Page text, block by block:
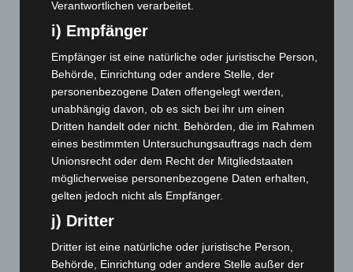
April 2026
Februar 2026 (109)
Januar 2026(122)
Dezember 2025(103)
November 2025(114)
Oktober 2025(112)
September 2025 (93)
August 2025
Juni 2025(103)
Verantwortlichen verarbeitet.
i) Empfänger
Empfänger ist eine natürliche oder juristische Person,
Behörde, Einrichtung oder andere Stelle, der
personenbezogene Daten offengelegt werden,
unabhängig davon, ob es sich bei ihr um einen
Dritten handelt oder nicht. Behörden, die im Rahmen
eines bestimmten Untersuchungsauftrags nach dem
Unionsrecht oder dem Recht der Mitgliedstaaten
möglicherweise personenbezogene Daten erhalten,
gelten jedoch nicht als Empfänger.
j) Dritter
Dritter ist eine natürliche oder juristische Person,
Behörde, Einrichtung oder andere Stelle außer der